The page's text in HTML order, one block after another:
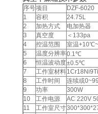
序号项目
DZF-6020
1
容积
24.75L
2
加热方式
电加热器
3
真空度
＜133pa
4
控温范围
室温
5
温度分辨率0.1℃
6
恒温波动度±0.5℃
7
工作室材料1Cr18Ni9Ti
8
工作时间
连续或
9
功率
300W
10
工作电源
AC 220V
11
工作室尺寸